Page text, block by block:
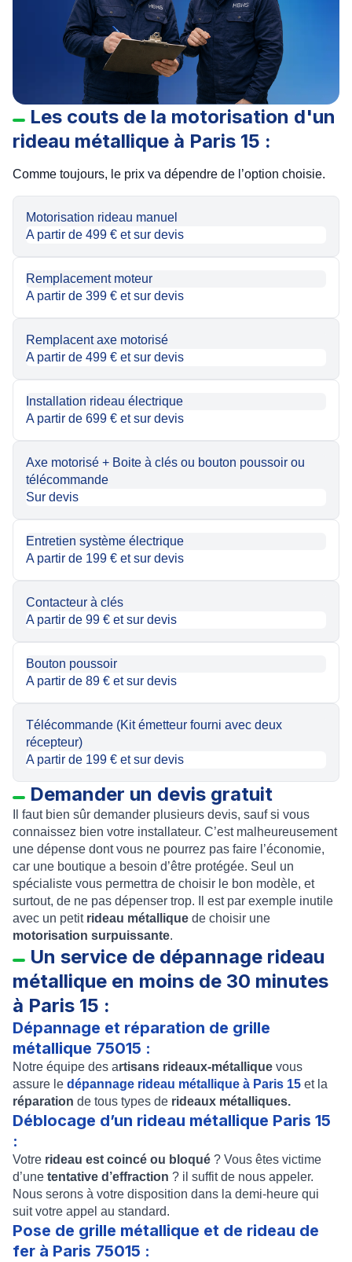
Les couts de la motorisation d'un
rideau métallique à Paris 15 :
Comme toujours, le prix va dépendre de l’option choisie.
Motorisation rideau manuel
A partir de 499 € et sur devis
Remplacement moteur
A partir de 399 € et sur devis
Remplacent axe motorisé
A partir de 499 € et sur devis
Installation rideau électrique
A partir de 699 € et sur devis
Axe motorisé + Boite à clés ou bouton poussoir ou
télécommande
Sur devis
Entretien système électrique
A partir de 199 € et sur devis
Contacteur à clés
A partir de 99 € et sur devis
Bouton poussoir
A partir de 89 € et sur devis
Télécommande (Kit émetteur fourni avec deux
récepteur)
A partir de 199 € et sur devis
Demander un devis gratuit
Il faut bien sûr demander plusieurs devis, sauf si vous
connaissez bien votre installateur. C’est malheureusement
une dépense dont vous ne pourrez pas faire l’économie,
car une boutique a besoin d’être protégée. Seul un
spécialiste vous permettra de choisir le bon modèle, et
surtout, de ne pas dépenser trop. Il est par exemple inutile
avec un petit rideau métallique de choisir une
motorisation surpuissante.
Un service de dépannage rideau
métallique en moins de 30 minutes
à Paris 15 :
Dépannage et réparation de grille
métallique 75015 :
Notre équipe des artisans rideaux-métallique vous
assure le dépannage rideau métallique à Paris 15 et la
réparation de tous types de rideaux métalliques.
Déblocage d’un rideau métallique Paris 15
:
Votre rideau est coincé ou bloqué ? Vous êtes victime
d’une tentative d’effraction ? il suffit de nous appeler.
Nous serons à votre disposition dans la demi-heure qui
suit votre appel au standard.
Pose de grille métallique et de rideau de
fer à Paris 75015 :